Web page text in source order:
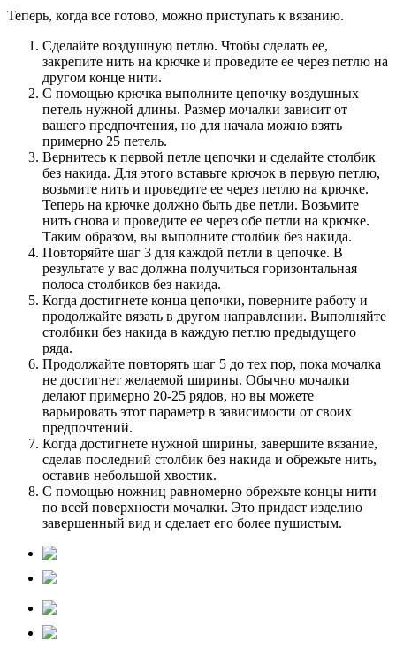
Теперь, когда все готово, можно приступать к вязанию.
Сделайте воздушную петлю. Чтобы сделать ее,
закрепите нить на крючке и проведите ее через петлю на
другом конце нити.
С помощью крючка выполните цепочку воздушных
петель нужной длины. Размер мочалки зависит от
вашего предпочтения, но для начала можно взять
примерно 25 петель.
Вернитесь к первой петле цепочки и сделайте столбик
без накида. Для этого вставьте крючок в первую петлю,
возьмите нить и проведите ее через петлю на крючке.
Теперь на крючке должно быть две петли. Возьмите
нить снова и проведите ее через обе петли на крючке.
Таким образом, вы выполните столбик без накида.
Повторяйте шаг 3 для каждой петли в цепочке. В
результате у вас должна получиться горизонтальная
полоса столбиков без накида.
Когда достигнете конца цепочки, поверните работу и
продолжайте вязать в другом направлении. Выполняйте
столбики без накида в каждую петлю предыдущего
ряда.
Продолжайте повторять шаг 5 до тех пор, пока мочалка
не достигнет желаемой ширины. Обычно мочалки
делают примерно 20-25 рядов, но вы можете
варьировать этот параметр в зависимости от своих
предпочтений.
Когда достигнете нужной ширины, завершите вязание,
сделав последний столбик без накида и обрежьте нить,
оставив небольшой хвостик.
С помощью ножниц равномерно обрежьте концы нити
по всей поверхности мочалки. Это придаст изделию
завершенный вид и сделает его более пушистым.